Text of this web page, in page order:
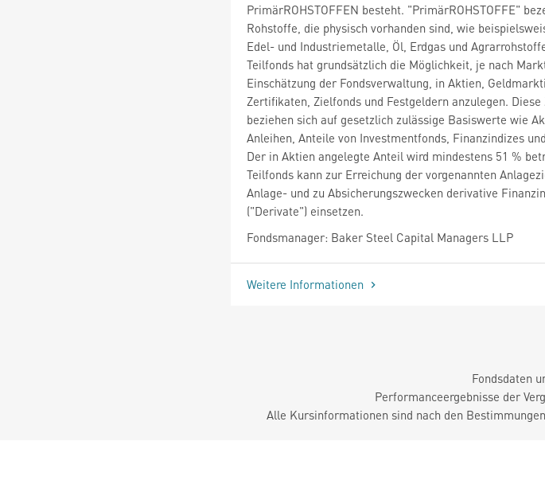
PrimärROHSTOFFEN besteht. "PrimärROHSTOFFE"
Rohstoffe, die physisch vorhanden sind, wie
Edel- und Industriemetalle, Öl, Erdgas und
Teilfonds hat grundsätzlich die Möglichkeit, je nach
Einschätzung der Fondsverwaltung, in Aktien,
Zertifikaten, Zielfonds und Festgeldern anzulegen.
beziehen sich auf gesetzlich zulässige Basiswerte wie
Anleihen, Anteile von Investmentfonds, Finanzindizes
Der in Aktien angelegte Anteil wird mindestens 51 %
Teilfonds kann zur Erreichung der vorgenannten
Anlage- und zu Absicherungszwecken derivative
("Derivate") einsetzen.
Fondsmanager: Baker Steel Capital Managers LLP
Weitere Informationen
Fondsdaten
Performanceergebnisse der
Alle Kursinformationen sind nach den